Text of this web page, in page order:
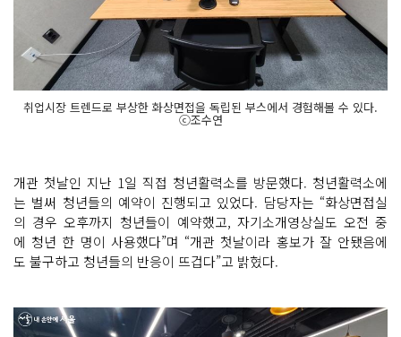
취업시장 트렌드로 부상한 화상면접을 독립된 부스에서 경험해볼 수 있다.
ⓒ조수연
개관 첫날인 지난 1일 직접 청년활력소를 방문했다. 청년활력소에
는 벌써 청년들의 예약이 진행되고 있었다. 담당자는 “화상면접실
의 경우 오후까지 청년들이 예약했고, 자기소개영상실도 오전 중
에 청년 한 명이 사용했다”며 “개관 첫날이라 홍보가 잘 안됐음에
도 불구하고 청년들의 반응이 뜨겁다”고 밝혔다.